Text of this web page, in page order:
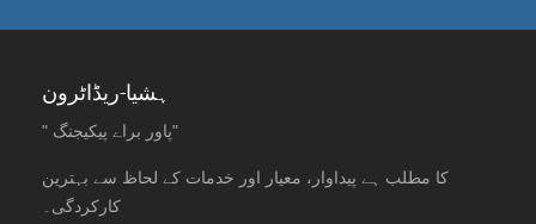
ہشیا-ریڈاٹرون
" پاور براے پیکیجنگ"
کا مطلب ہے پیداوار، معیار اور خدمات کے لحاظ سے بہترین
کارکردگی۔